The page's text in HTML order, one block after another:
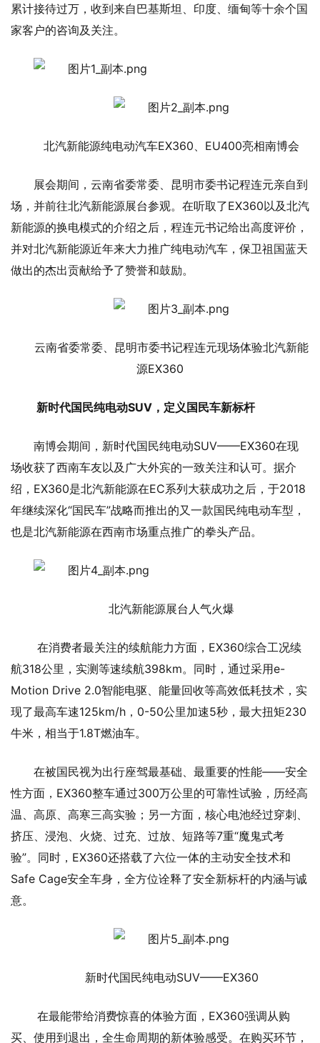
累计接待过万，收到来自巴基斯坦、印度、缅甸等十余个国
家客户的咨询及关注。
北汽新能源纯电动汽车EX360、EU400亮相南博会
展会期间，云南省委常委、昆明市委书记程连元亲自到
场，并前往北汽新能源展台参观。在听取了EX360以及北汽
新能源的换电模式的介绍之后，程连元书记给出高度评价，
并对北汽新能源近年来大力推广纯电动汽车，保卫祖国蓝天
做出的杰出贡献给予了赞誉和鼓励。
云南省委常委、昆明市委书记程连元现场体验北汽新能
源EX360
新时代国民纯电动SUV，定义国民车新标杆
南博会期间，新时代国民纯电动SUV——EX360在现
场收获了西南车友以及广大外宾的一致关注和认可。据介
绍，EX360是北汽新能源在EC系列大获成功之后，于2018
年继续深化“国民车”战略而推出的又一款国民纯电动车型，
也是北汽新能源在西南市场重点推广的拳头产品。
北汽新能源展台人气火爆
在消费者最关注的续航能力方面，EX360综合工况续
航318公里，实测等速续航398km。同时，通过采用e-
Motion Drive 2.0智能电驱、能量回收等高效低耗技术，实
现了最高车速125km/h，0-50公里加速5秒，最大扭矩230
牛米，相当于1.8T燃油车。
在被国民视为出行座驾最基础、最重要的性能——安全
性方面，EX360整车通过300万公里的可靠性试验，历经高
温、高原、高寒三高实验；另一方面，核心电池经过穿刺、
挤压、浸泡、火烧、过充、过放、短路等7重“魔鬼式考
验”。同时，EX360还搭载了六位一体的主动安全技术和
Safe Cage安全车身，全方位诠释了安全新标杆的内涵与诚
意。
新时代国民纯电动SUV——EX360
在最能带给消费惊喜的体验方面，EX360强调从购
买、使用到退出，全生命周期的新体验感受。在购买环节，